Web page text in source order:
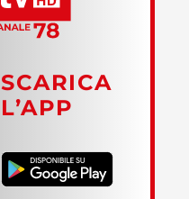
SCARICA
L’APP